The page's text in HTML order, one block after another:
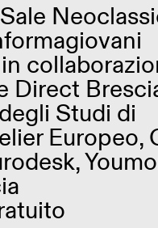
Sale
Direct
Studi di
Europeo,